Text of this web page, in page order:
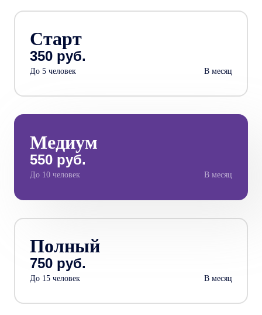
Старт
350 руб.
До 5 человек В месяц
Медиум
550 руб.
До 10 человек В месяц
Полный
750 руб.
До 15 человек В месяц